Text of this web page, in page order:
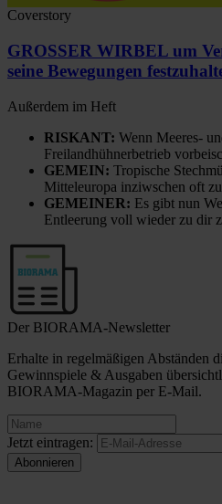
Coverstory
GROSSER WIRBEL um
seine Bewegungen
Außerdem im Heft
RISKANT: Wenn Meeres-
Freilandhühnerbetrieb
GEMEIN: Tropische
Mitteleuropa inziwschen oft
GEMEINER: Es gibt nun
Entleerung voll wieder zu dir
Der BIORAMA-Newsletter
Erhalte in regelmäßigen Abständen
Gewinnspiele & Ausgaben
BIORAMA-Magazin per E-Mail.
Jetzt eintragen: